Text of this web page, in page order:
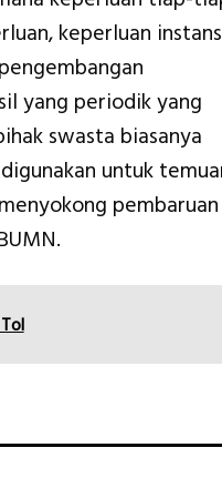
keperluan
yang periodik yang
swasta biasanya
untuk
pembaruan